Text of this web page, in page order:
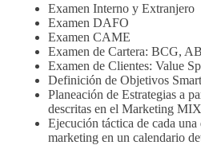
Examen Interno y Extranjero
Examen DAFO
Examen CAME
Examen de Cartera: BCG,
Examen de Clientes: Value
Definición de Objetivos Smart
Planeación de Estrategias a
descritas en el Marketing MIX
Ejecución táctica de cada una
marketing en un calendario